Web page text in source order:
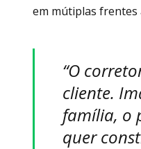
em mútiplas frentes
“O
cliente.
família, o
quer